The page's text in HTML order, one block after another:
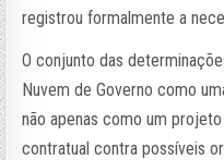
registrou formalmente a
O conjunto das
Nuvem de Governo como
não apenas como um
contratual contra possíveis